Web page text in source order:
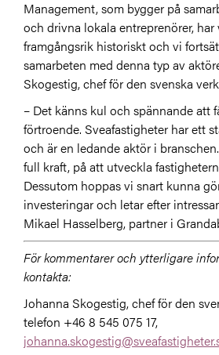
Management, som bygger på
och drivna lokala entreprenörer,
framgångsrik historiskt och vi
samarbeten med denna typ av
Skogestig, chef för den svenska
– Det känns kul och spännande att
förtroende. Sveafastigheter har ett
och är en ledande aktör i
full kraft, på att utveckla
Dessutom hoppas vi snart kunna
investeringar och letar efter
Mikael Hasselberg, partner i
För kommentarer och ytterligare
kontakta:
Johanna Skogestig, chef för den
telefon +46 8 545 075 17,